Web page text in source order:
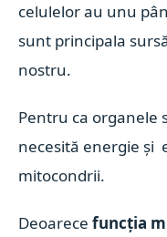
celulelor au unu
sunt principala
nostru.
Pentru ca organele
necesită energie și
mitocondrii.
Deoarecefuncția